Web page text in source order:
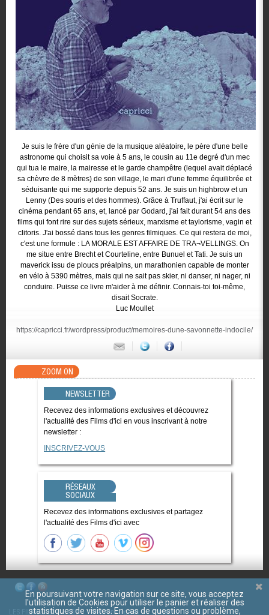
Je suis le frère d'un génie de la musique aléatoire, le père d'une belle
astronome qui choisit sa voie à 5 ans, le cousin au 11e degré d'un mec
qui tua le maire, la mairesse et le garde champêtre (lequel avait déplacé
sa chèvre de 8 mètres) de son village, le mari d'une femme équilibrée et
séduisante qui me supporte depuis 52 ans. Je suis un highbrow et un
Lenny (Des souris et des hommes). Grâce à Truffaut, j'ai écrit sur le
cinéma pendant 65 ans, et, lancé par Godard, j'ai fait durant 54 ans des
films qui font rire sur des sujets sérieux, marxisme et taylorisme, vagin et
clitoris. J'ai bossé dans tous les genres filmiques. Ce qui restera de moi,
c'est une formule : LA MORALE EST AFFAIRE DE TRA¬VELLINGS. On
me situe entre Brecht et Courteline, entre Bunuel et Tati. Je suis un
maverick issu de ploucs préalpins, un marathonien capable de monter
en vélo à 5390 mètres, mais qui ne sait pas skier, ni danser, ni nager, ni
conduire. Puisse ce livre m'aider à me définir. Connais-toi toi-même,
disait Socrate.
Luc Moullet
https://capricci.fr/wordpress/product/memoires-dune-savonnette-indocile/
ZOOM ON
NEWSLETTER
Recevez des informations exclusives et découvrez
l'actualité des Films d'ici en vous inscrivant à notre
newsletter :
INSCRIVEZ-VOUS
RÉSEAUX
SOCIAUX
Recevez des informations exclusives et partagez
l'actualité des Films d'ici avec
LES FILMS D'ICI CGV Mentions légales Contact
En poursuivant votre navigation sur ce site, vous acceptez
l'utilisation de Cookies pour utiliser le panier et réaliser des
statistiques de visites. En cas de questions ou problème,